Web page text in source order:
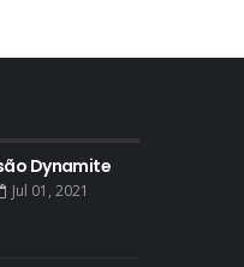
Dynamite
Jul 01, 2021